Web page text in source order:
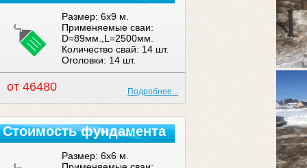
Размер: 6x9 м.
Применяемые сваи:
D=89мм.,L=2500мм.
Количество свай: 14 шт.
Оголовки: 14 шт.
от 46480 Подробнее...
Стоимость фундамента
Размер: 6x6 м.